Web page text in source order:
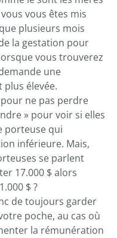
vous êtes mis
plusieurs mois
la gestation pour
vous trouverez
une
élevée.
ne pas perdre
» pour voir si elles
porteuse qui
inférieure. Mais,
se parlent
17.000 $ alors
$ ?
de toujours garder
poche, au cas où
la rémunération